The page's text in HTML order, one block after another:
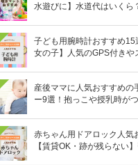
水遊びに】水道代はいくら
子ども用腕時計おすすめ15
女の子】人気のGPS付きや
産後ママに人気おすすめの
ー9選！抱っこや授乳時が
赤ちゃん用ドアロック人気
【賃貸OK・跡が残らない